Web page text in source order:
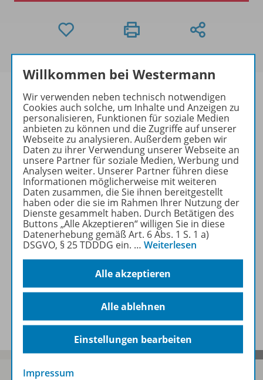
Produktinformationen
Beschreibung
Zugehörige Produkte
Digitale Unterrichtsmaterialien
Benachrichtigungs-Service
Willkommen bei Westermann
Wir verwenden neben technisch notwendigen
Cookies auch solche, um Inhalte und Anzeigen zu
personalisieren, Funktionen für soziale Medien
anbieten zu können und die Zugriffe auf unserer
Webseite zu analysieren. Außerdem geben wir
Daten zu ihrer Verwendung unserer Webseite an
unsere Partner für soziale Medien, Werbung und
Analysen weiter. Unserer Partner führen diese
Informationen möglicherweise mit weiteren
Daten zusammen, die Sie ihnen bereitgestellt
haben oder die sie im Rahmen Ihrer Nutzung der
Dienste gesammelt haben. Durch Betätigen des
Buttons „Alle Akzeptieren“ willigen Sie in diese
Datenerhebung gemäß Art. 6 Abs. 1 S. 1 a)
DSGVO, § 25 TDDDG ein. … Weiterlesen
Alle akzeptieren
Alle ablehnen
Einstellungen bearbeiten
Impressum